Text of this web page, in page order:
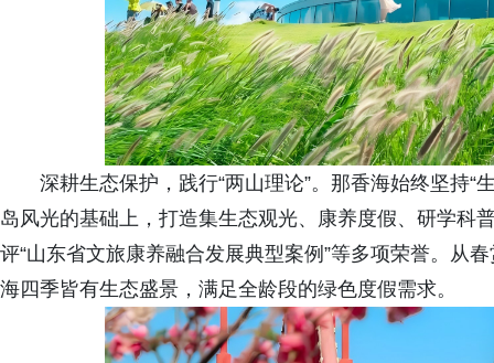
深耕生态保护，践行“两山理论”。那香海始终坚持
岛风光的基础上，打造集生态观光、康养度假、研学科
评“山东省文旅康养融合发展典型案例”等多项荣誉。从
海四季皆有生态盛景，满足全龄段的绿色度假需求。